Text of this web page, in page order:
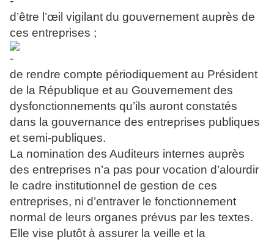
d’être l’œil vigilant du gouvernement auprès de
ces entreprises ;
de rendre compte périodiquement au Président
de la République et au Gouvernement des
dysfonctionnements qu’ils auront constatés
dans la gouvernance des entreprises publiques
et semi-publiques.
La nomination des Auditeurs internes auprès
des entreprises n’a pas pour vocation d’alourdir
le cadre institutionnel de gestion de ces
entreprises, ni d’entraver le fonctionnement
normal de leurs organes prévus par les textes.
Elle vise plutôt à assurer la veille et la